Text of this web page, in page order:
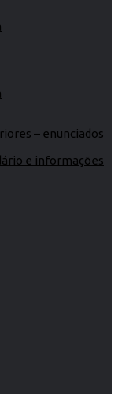
– enunciados
e informações